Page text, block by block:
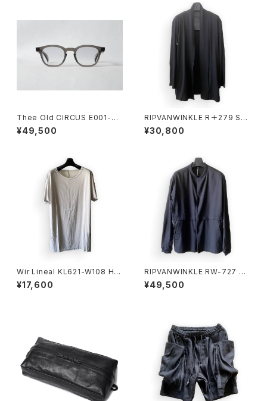
Thee Old CIRCUS E001-33
20 Celluloid EYE Wear JD-
083
¥49,500
RIPVANWINKLE R＋279 SO
LID CARDE BLACK
¥30,800
Wir Lineal KL621-W108 HA
¥17,600
RIPVANWINKLE RW-727 DR
IZZLER JACKET DBK
¥49,500